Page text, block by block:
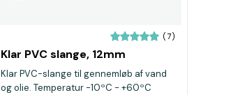
(7)
Klar PVC slange, 12mm
Klar PVC-slange til gennemløb af vand
og olie. Temperatur -10ºC - +60ºC